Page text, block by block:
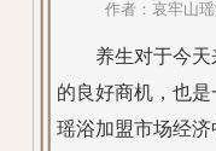
作者：哀牢山
养生对于今天
的良好商机，也
瑶浴加盟市场经